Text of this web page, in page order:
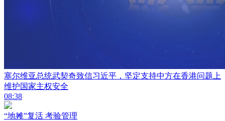
塞尔维亚总统武契奇致信习近平，坚定支持中方在香港问题上
维护国家主权安全
08:38
“地摊”复活 考验管理